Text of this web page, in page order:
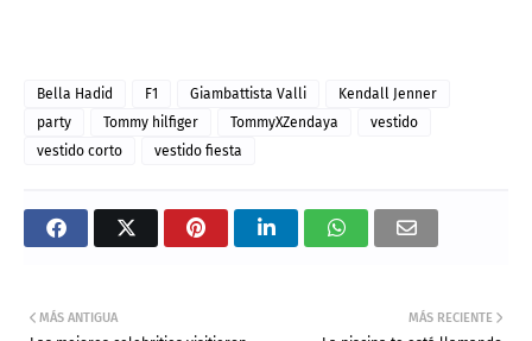
Bella Hadid F1 Giambattista Valli
Kendall Jenner
party
Tommy hilfiger TommyXZendaya
vestido
vestido corto
vestido fiesta
MÁS RECIENTE
MÁS ANTIGUA